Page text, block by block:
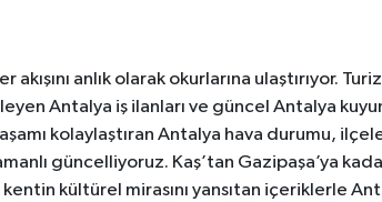
anlık olarak okurlarına ulaştırıyor.
Antalya iş ilanları ve güncel Antalya
kolaylaştıran Antalya hava durumu,
güncelliyoruz. Kaş’tan Gazipaşa’ya
kültürel mirasını yansıtan içeriklerle